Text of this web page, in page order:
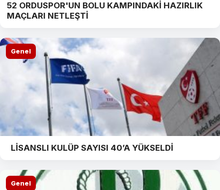
52 ORDUSPOR'UN BOLU KAMPINDAKİ HAZIRLIK
MAÇLARI NETLEŞTİ
Genel
LİSANSLI KULÜP SAYISI 40’A YÜKSELDİ
Genel